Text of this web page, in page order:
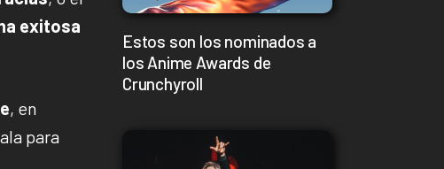
exitosa
, en
para
Estos son los nominados a
los Anime Awards de
Crunchyroll